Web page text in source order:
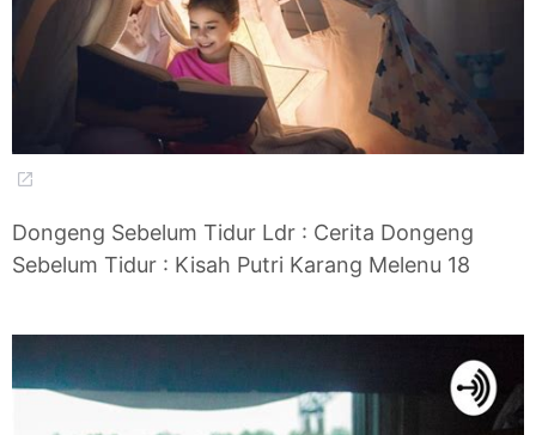
Dongeng Sebelum Tidur Ldr : Cerita Dongeng
Sebelum Tidur : Kisah Putri Karang Melenu 18